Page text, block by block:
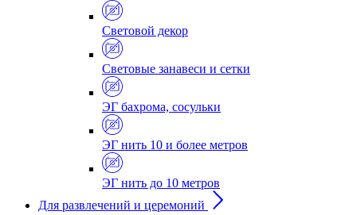
Световой декор
Световые занавеси и сетки
ЭГ бахрома, сосульки
ЭГ нить 10 и более метров
ЭГ нить до 10 метров
Для развлечений и церемоний